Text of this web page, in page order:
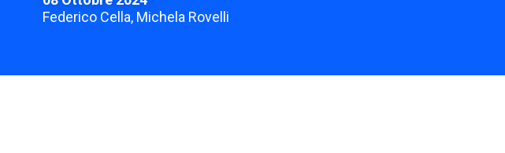
Federico Cella, Michela Rovelli